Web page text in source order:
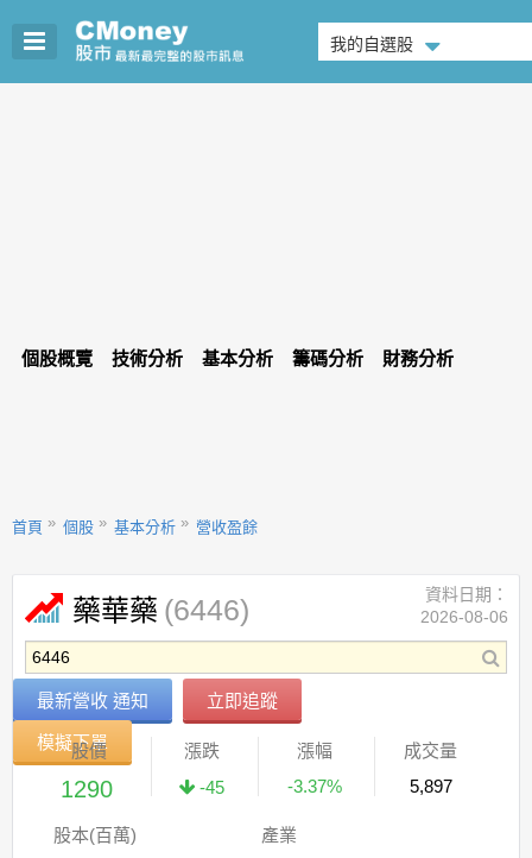
我的自選股
個股概覽 技術分析 基本分析 籌碼分析 財務分析
首頁 個股 基本分析 營收盈餘
藥華藥 (6446)
最新營收 通知 立即追蹤
模擬下單
資料日期：
2026-08-06
股價
1290
漲跌
-45
漲幅
-3.37%
成交量
5,897
股本(百萬)
產業